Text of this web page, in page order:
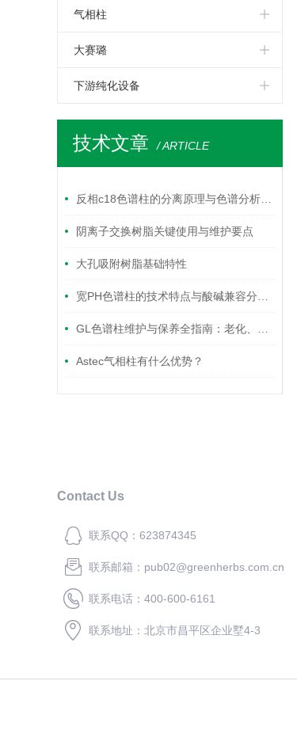
反相色谱柱
疏水反应色谱柱
杂质
欧洲药典
预装柱
GC-e/PSA固相萃取柱
采样器
萃取小柱。
采样气袋
苏玛罐
空气采样罐
气相柱
分析专用柱
固相萃取柱
毛细柱
大赛璐
下游纯化设备
技术文章 / ARTICLE
反相c18色谱柱的分离原理与色谱分析应用要点
阴离子交换树脂关键使用与维护要点
大孔吸附树脂基础特性
宽PH色谱柱的技术特点与酸碱兼容分离应用解析
GL色谱柱维护与保养全指南：老化、清洗与存储最佳实践
Astec气相柱有什么优势？
Contact Us
联系QQ：623874345
联系邮箱：pub02@greenherbs.com.cn
联系电话：400-600-6161
联系地址：北京市昌平区企业墅4-3